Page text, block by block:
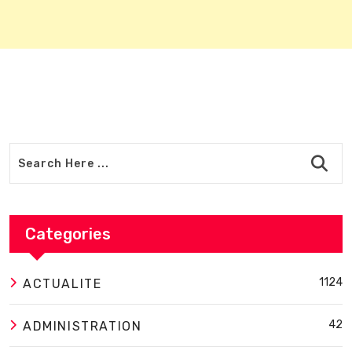
Categories
ACTUALITE 1124
ADMINISTRATION 42